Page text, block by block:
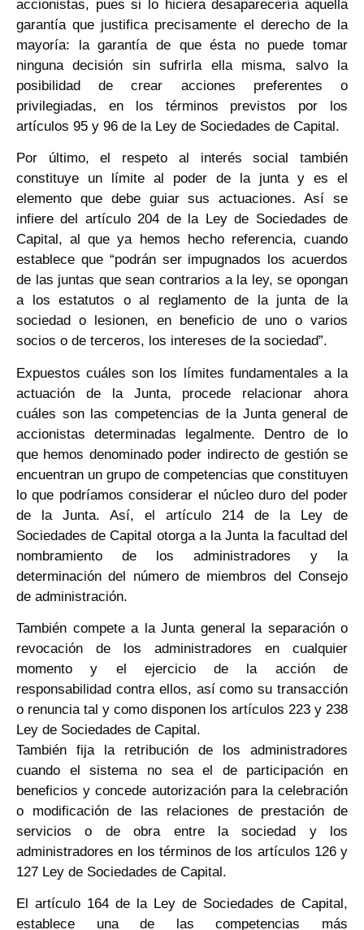
accionistas, pues si lo hiciera desaparecería aquella
garantía que justifica precisamente el derecho de la
mayoría: la garantía de que ésta no puede tomar
ninguna decisión sin sufrirla ella misma, salvo la
posibilidad de crear acciones preferentes o
privilegiadas, en los términos previstos por los
artículos 95 y 96 de la Ley de Sociedades de Capital.
Por último, el respeto al interés social también
constituye un límite al poder de la junta y es el
elemento que debe guiar sus actuaciones. Así se
infiere del artículo 204 de la Ley de Sociedades de
Capital, al que ya hemos hecho referencia, cuando
establece que “podrán ser impugnados los acuerdos
de las juntas que sean contrarios a la ley, se opongan
a los estatutos o al reglamento de la junta de la
sociedad o lesionen, en beneficio de uno o varios
socios o de terceros, los intereses de la sociedad”.
Expuestos cuáles son los límites fundamentales a la
actuación de la Junta, procede relacionar ahora
cuáles son las competencias de la Junta general de
accionistas determinadas legalmente. Dentro de lo
que hemos denominado poder indirecto de gestión se
encuentran un grupo de competencias que constituyen
lo que podríamos considerar el núcleo duro del poder
de la Junta. Así, el artículo 214 de la Ley de
Sociedades de Capital otorga a la Junta la facultad del
nombramiento de los administradores y la
determinación del número de miembros del Consejo
de administración.
También compete a la Junta general la separación o
revocación de los administradores en cualquier
momento y el ejercicio de la acción de
responsabilidad contra ellos, así como su transacción
o renuncia tal y como disponen los artículos 223 y 238
Ley de Sociedades de Capital.
También fija la retribución de los administradores
cuando el sistema no sea el de participación en
beneficios y concede autorización para la celebración
o modificación de las relaciones de prestación de
servicios o de obra entre la sociedad y los
administradores en los términos de los artículos 126 y
127 Ley de Sociedades de Capital.
El artículo 164 de la Ley de Sociedades de Capital,
establece una de las competencias más